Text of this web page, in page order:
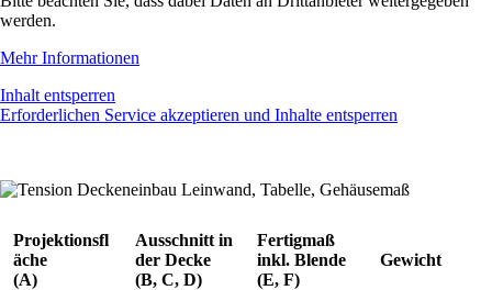
werden.
Mehr Informationen
Inhalt entsperren
Erforderlichen Service akzeptieren und Inhalte entsperren
Projektionsfl
äche
(A)
Ausschnitt in
der Decke
(B, C, D)
Fertigmaß
inkl. Blende
(E, F)
Gewicht